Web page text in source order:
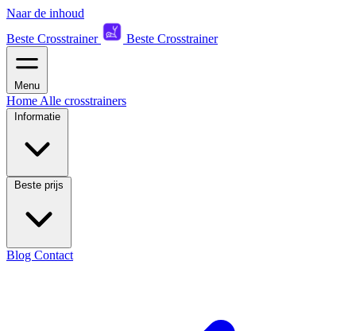
Naar de inhoud
Beste Crosstrainer
Beste Crosstrainer
Menu
Home Alle crosstrainers
Informatie
Beste prijs
Blog Contact